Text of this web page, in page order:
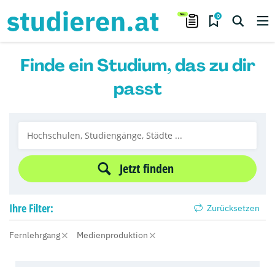
0
Finde ein Studium, das zu dir
passt
Jetzt finden
Ihre Filter: Zurücksetzen
Fernlehrgang Medienproduktion